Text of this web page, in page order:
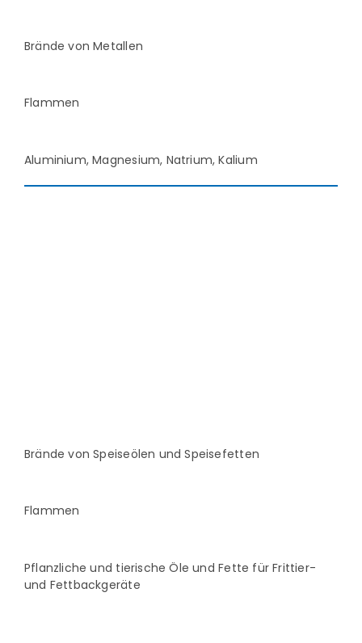
Brände von Metallen
Flammen
Aluminium, Magnesium, Natrium, Kalium
Brände von Speiseölen und Speisefetten
Flammen
Pflanzliche und tierische Öle und Fette für Frittier-
und Fettbackgeräte